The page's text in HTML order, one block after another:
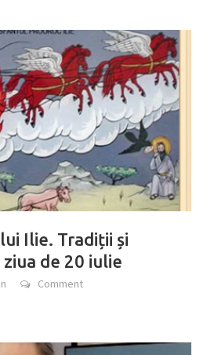
Ilie. Tradiții și
de 20 iulie
Comment